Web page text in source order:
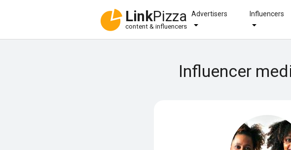
LinkPizza
content & influencers
Advertisers Influencers
Influencer